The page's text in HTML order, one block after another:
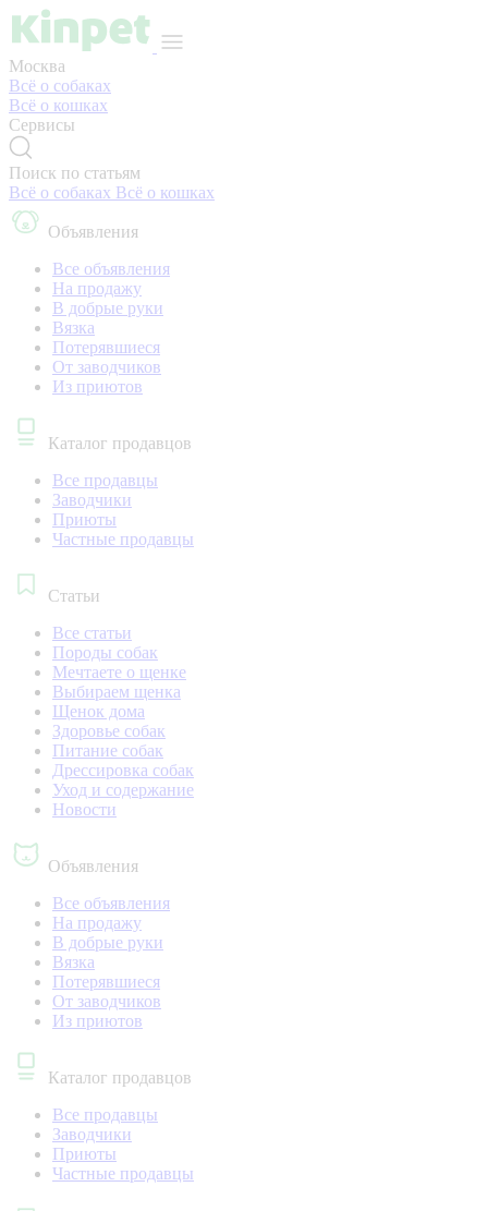
Москва
Всё о собаках
Всё о кошках
Сервисы
Поиск по статьям
Всё о собаках Всё о кошках
Объявления
Все объявления
На продажу
В добрые руки
Вязка
Потерявшиеся
От заводчиков
Из приютов
Каталог продавцов
Все продавцы
Заводчики
Приюты
Частные продавцы
Статьи
Все статьи
Породы собак
Мечтаете о щенке
Выбираем щенка
Щенок дома
Здоровье собак
Питание собак
Дрессировка собак
Уход и содержание
Новости
Объявления
Все объявления
На продажу
В добрые руки
Вязка
Потерявшиеся
От заводчиков
Из приютов
Каталог продавцов
Все продавцы
Заводчики
Приюты
Частные продавцы